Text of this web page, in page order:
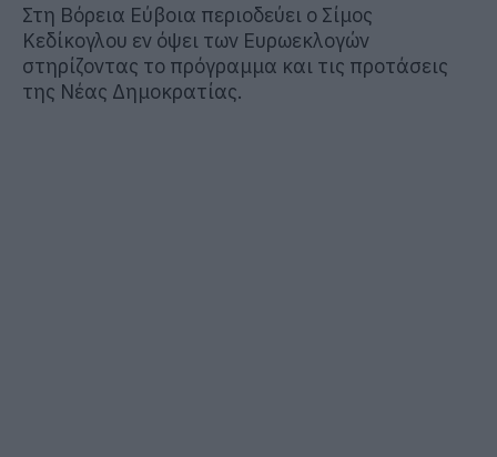
Στη Βόρεια Εύβοια περιοδεύει ο Σίμος
Κεδίκογλου εν όψει των Ευρωεκλογών
στηρίζοντας το πρόγραμμα και τις προτάσεις
της Νέας Δημοκρατίας.